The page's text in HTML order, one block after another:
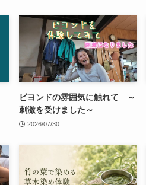
ビヨンドの雰囲気に触れて ～
刺激を受けました～
2026/07/30